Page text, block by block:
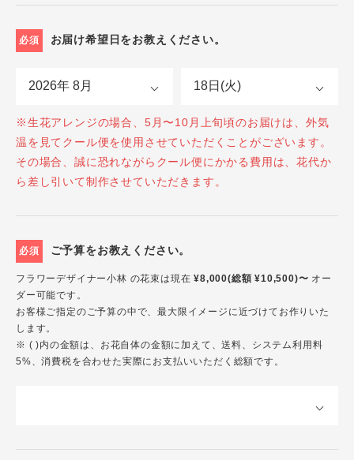
必須 お届け希望日をお教えください。
※生花アレンジの場合、5月〜10月上旬頃のお届けは、外気
温を見てクール便を使用させていただくことがございます。
その場合、誠に恐れながらクール便にかかる費用は、花代か
ら差し引いて制作させていただきます。
必須 ご予算をお教えください。
フラワーデザイナー小林 の花束は現在¥8,000(総額 ¥10,500)〜 オー
ダー可能です。
お客様ご指定のご予算の中で、最大限イメージに近づけてお作りいた
します。
※ ( )内の金額は、お花自体の金額に加えて、送料、システム利用料
5%、消費税を合わせた実際にお支払いいただく総額です。